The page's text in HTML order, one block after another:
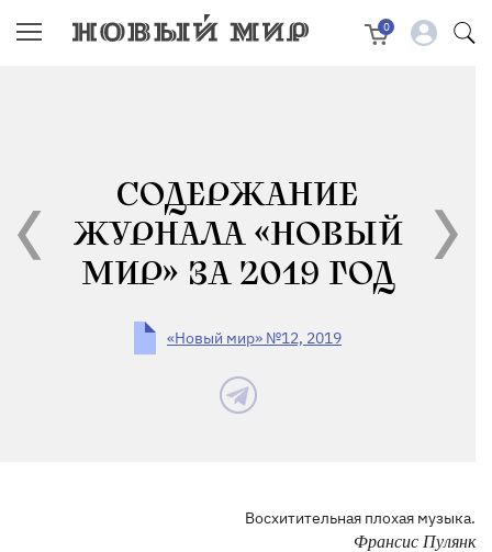
0
СОДЕРЖАНИЕ
ЖУРНАЛА «НОВЫЙ
МИР» ЗА 2019 ГОД
«Новый мир» №12, 2019
Восхитительная плохая музыка.
Франсис Пулянк